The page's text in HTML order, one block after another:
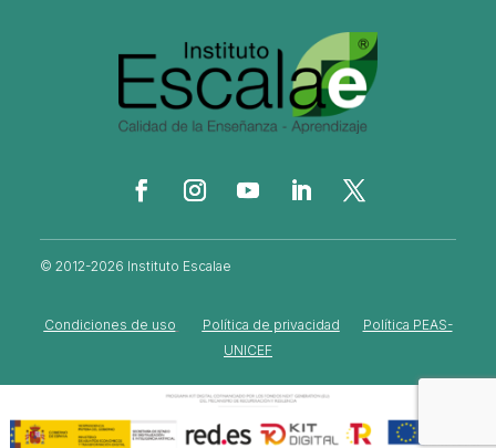
© 2012-2026 Instituto Escalae
Condiciones de uso Política de privacidad
Política PEAS-
UNICEF